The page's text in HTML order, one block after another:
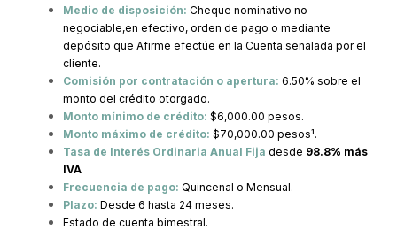
Medio de disposición: Cheque nominativo no
negociable,en efectivo, orden de pago o mediante
depósito que Afirme efectúe en la Cuenta señalada por el
cliente.
Comisión por contratación o apertura: 6.50% sobre el
monto del crédito otorgado.
Monto mínimo de crédito: $6,000.00 pesos.
Monto máximo de crédito: $70,000.00 pesos¹.
Tasa de Interés Ordinaria Anual Fija desde 98.8% más
IVA
Frecuencia de pago:Quincenal o Mensual.
Plazo: Desde 6 hasta 24 meses.
Estado de cuenta bimestral.